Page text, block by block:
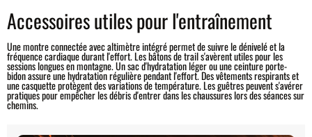
Accessoires utiles pour l'entraînement
Une montre connectée avec altimètre intégré permet de suivre le dénivelé et la
fréquence cardiaque durant l'effort. Les bâtons de trail s'avèrent utiles pour les
sessions longues en montagne. Un sac d'hydratation léger ou une ceinture porte-
bidon assure une hydratation régulière pendant l'effort. Des vêtements respirants et
une casquette protègent des variations de température. Les guêtres peuvent s'avérer
pratiques pour empêcher les débris d'entrer dans les chaussures lors des séances sur
chemins.